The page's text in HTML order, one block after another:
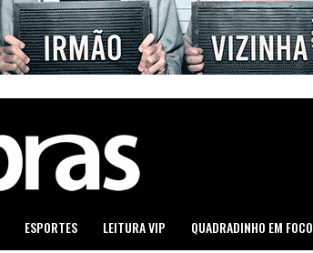
ESPORTES LEITURA VIP QUADRADINHO EM FOCO